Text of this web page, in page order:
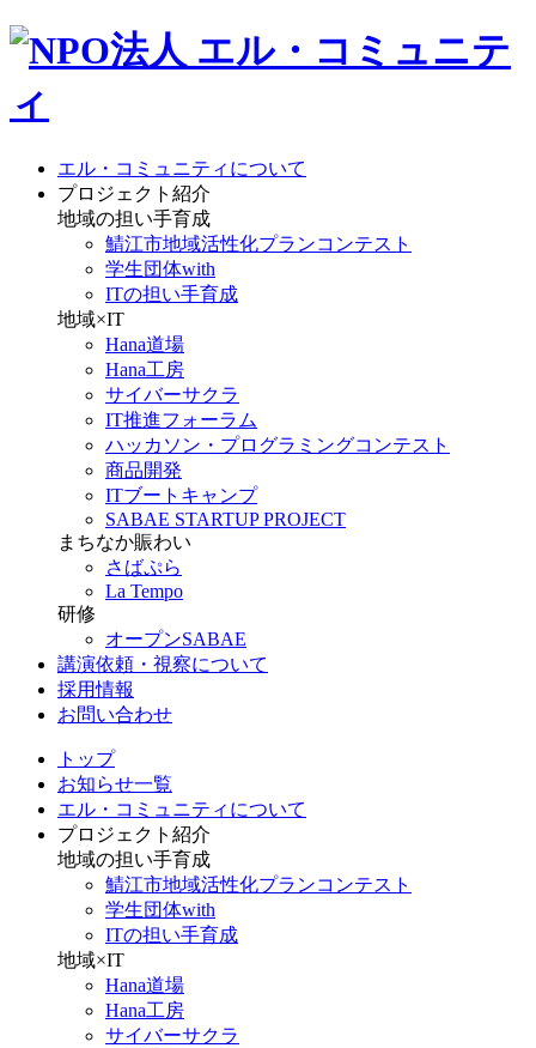
エル・コミュニティについて
プロジェクト紹介
地域の担い手育成
鯖江市地域活性化プランコンテスト
学生団体with
ITの担い手育成
地域×IT
Hana道場
Hana工房
サイバーサクラ
IT推進フォーラム
ハッカソン・プログラミングコンテスト
商品開発
ITブートキャンプ
SABAE STARTUP PROJECT
まちなか賑わい
さばぷら
La Tempo
研修
オープンSABAE
講演依頼・視察について
採用情報
お問い合わせ
トップ
お知らせ一覧
エル・コミュニティについて
プロジェクト紹介
地域の担い手育成
鯖江市地域活性化プランコンテスト
学生団体with
ITの担い手育成
地域×IT
Hana道場
Hana工房
サイバーサクラ